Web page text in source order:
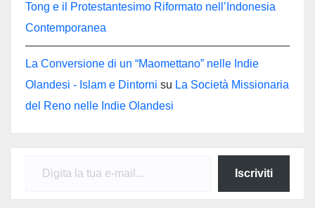
Tong e il Protestantesimo Riformato nell’Indonesia
Contemporanea
La Conversione di un “Maomettano” nelle Indie
Olandesi - Islam e Dintorni su La Società Missionaria
del Reno nelle Indie Olandesi
Iscriviti